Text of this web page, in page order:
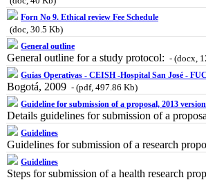
Forn No 9. Ethical review Fee Schedule
(doc, 30.5 Kb)
General outline
General outline for a study protocol: - (docx,
Guías Operativas - CEISH -Hospital San José -
Bogotá, 2009 - (pdf, 497.86 Kb)
Guideline for submission of a proposal, 2013 version
Details guidelines for submission of a
Guidelines
Guidelines for submission of a research
Guidelines
Steps for submission of a health research